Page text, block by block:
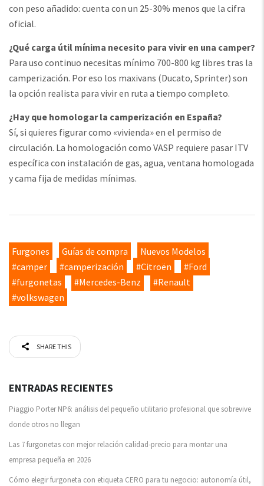
con peso añadido: cuenta con un 25-30% menos que la cifra
oficial.
¿Qué carga útil mínima necesito para vivir en una camper?
Para uso continuo necesitas mínimo 700-800 kg libres tras la
camperización. Por eso los maxivans (Ducato, Sprinter) son
la opción realista para vivir en ruta a tiempo completo.
¿Hay que homologar la camperización en España?
Sí, si quieres figurar como «vivienda» en el permiso de
circulación. La homologación como VASP requiere pasar ITV
específica con instalación de gas, agua, ventana homologada
y cama fija de medidas mínimas.
Furgones Guías de compra
Nuevos Modelos
#camper
#camperización #Citroën
#Ford
#furgonetas
#Mercedes-Benz
#Renault
#volkswagen
SHARE THIS
ENTRADAS RECIENTES
Piaggio Porter NP6: análisis del pequeño utilitario profesional que sobrevive
donde otros no llegan
Las 7 furgonetas con mejor relación calidad-precio para montar una
empresa pequeña en 2026
Cómo elegir furgoneta con etiqueta CERO para tu negocio: autonomía útil,